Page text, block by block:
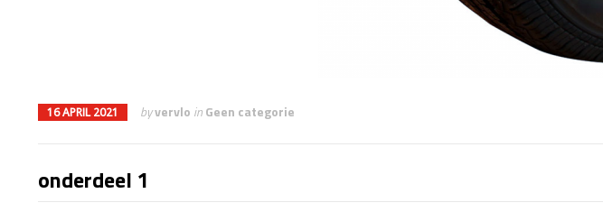
16 APRIL 2021 byvervlo inGeen categorie
onderdeel 1